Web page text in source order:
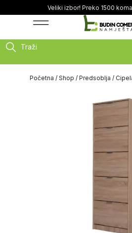
Veliki izbor! Preko 1500
Traži
Početna / Shop / Predsoblja /